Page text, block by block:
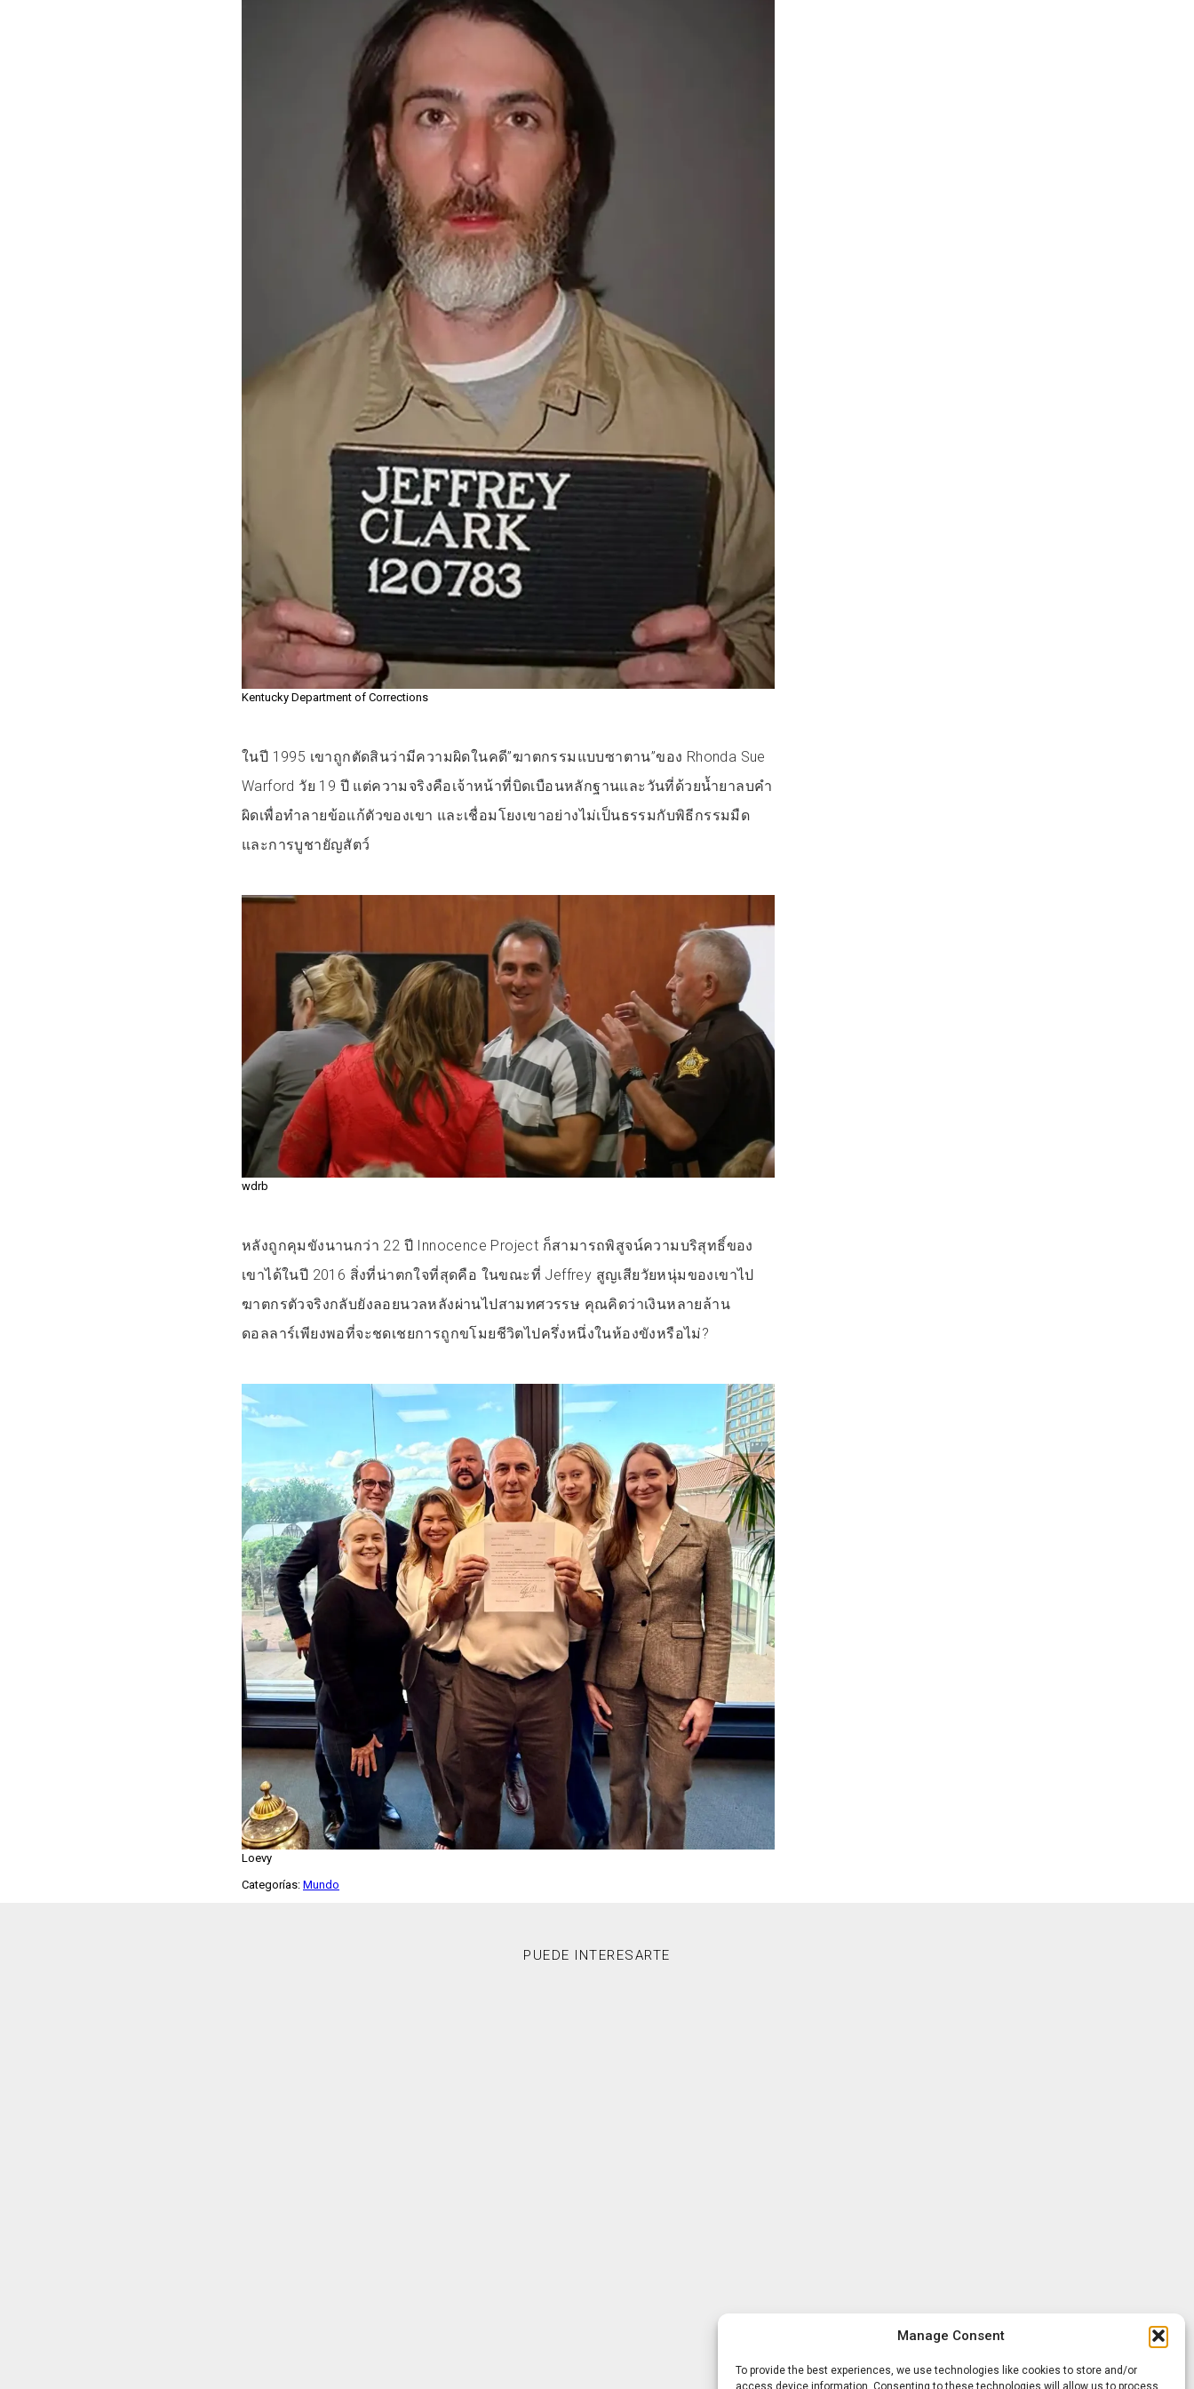
Manage Consent
To provide the best experiences, we use technologies like cookies to store and/or
access device information. Consenting to these technologies will allow us to process
Kentucky Department of Corrections
ในปี 1995 เขาถูกตัดสินว่ามีความผิดในคดี”ฆาตกรรมแบบซาตาน”ของ Rhonda Sue
Warford วัย 19 ปี แต่ความจริงคือเจ้าหน้าที่บิดเบือนหลักฐานและวันที่ด้วยน้ำยาลบคำ
ผิดเพื่อทำลายข้อแก้ตัวของเขา และเชื่อมโยงเขาอย่างไม่เป็นธรรมกับพิธีกรรมมืด
และการบูชายัญสัตว์
wdrb
หลังถูกคุมขังนานกว่า 22 ปี Innocence Project ก็สามารถพิสูจน์ความบริสุทธิ์ของ
เขาได้ในปี 2016 สิ่งที่น่าตกใจที่สุดคือ ในขณะที่ Jeffrey สูญเสียวัยหนุ่มของเขาไป
ฆาตกรตัวจริงกลับยังลอยนวลหลังผ่านไปสามทศวรรษ คุณคิดว่าเงินหลายล้าน
ดอลลาร์เพียงพอที่จะชดเชยการถูกขโมยชีวิตไปครึ่งหนึ่งในห้องขังหรือไม่?
Loevy
Categorías: Mundo
PUEDE INTERESARTE